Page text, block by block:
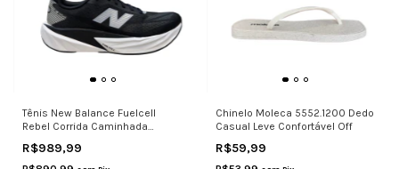
Tênis New Balance Fuelcell
Rebel Corrida Caminhada
R$989,99
Chinelo Moleca 5552.1200 Dedo
Casual Leve Confortável Off
R$59,99